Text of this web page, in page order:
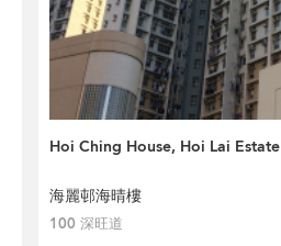
Hoi Ching House, Hoi Lai Estate
海麗邨海晴樓
100 深旺道